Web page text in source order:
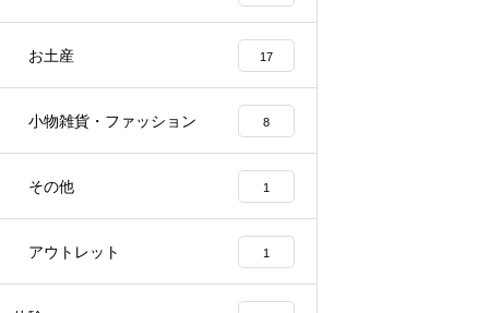
お土産 17
小物雑貨・ファッション 8
その他 1
アウトレット 1